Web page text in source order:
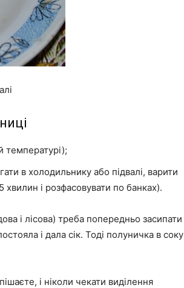
температурі);
в холодильнику або підвалі, варити
хвилин і розфасовувати по банках).
і лісова) треба попередньо засипати
і дала сік. Тоді полуничка в соку
і ніколи чекати виділення